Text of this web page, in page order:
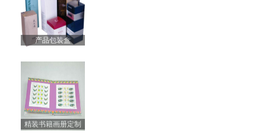
产品包装盒
精装书籍画册定制